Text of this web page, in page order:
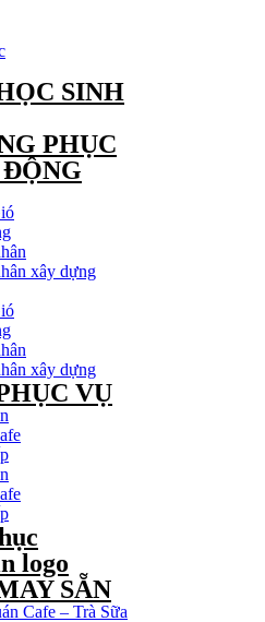
SINH
PHỤC
xây dựng
xây dựng
VỤ
logo
SẴN
Cafe – Trà Sữa